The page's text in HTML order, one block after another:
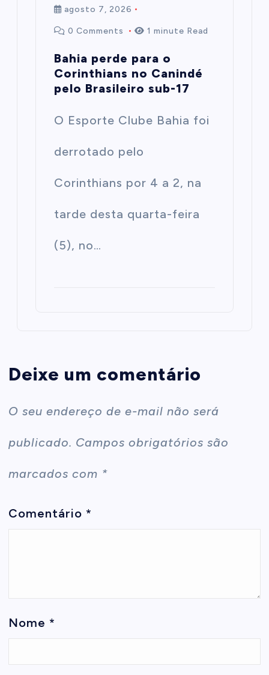
agosto 7, 2026
0 Comments 1 minute Read
Bahia perde para o
Corinthians no Canindé
pelo Brasileiro sub-17
O Esporte Clube Bahia foi
derrotado pelo
Corinthians por 4 a 2, na
tarde desta quarta-feira
(5), no…
Deixe um comentário
O seu endereço de e-mail não será
publicado. Campos obrigatórios são
marcados com *
Comentário *
Nome *